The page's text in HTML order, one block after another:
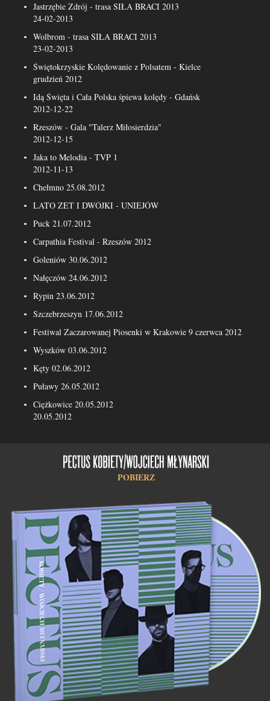
Jastrzębie Zdrój - trasa SIŁA BRACI 2013
24-02-2013
Wolbrom - trasa SIŁA BRACI 2013
23-02-2013
Świętokrzyskie Kolędowanie z Polsatem - Kielce
grudzień 2012
Idą Święta i Cała Polska śpiewa kolędy - Gdańsk
2012-12-22
Rzeszów - Gala "Talerz Miłosierdzia"
2012-12-15
Jaka to Melodia - TVP 1
2012-11-13
Chełmno 25.08.2012
LATO ZET I DWÓJKI - UNIEJÓW
Puck 21.07.2012
Carpathia Festival - Rzeszów 2012
Goleniów 30.06.2012
Nałęczów 24.06.2012
Rypin 23.06.2012
Szczebrzeszyn 17.06.2012
Festiwal Zaczarowanej Piosenki w Krakowie 9 czerwca 2012
Wyszków 03.06.2012
Kęty 02.06.2012
Puławy 26.05.2012
Ciężkowice 20.05.2012
20.05.2012
POBIERZ